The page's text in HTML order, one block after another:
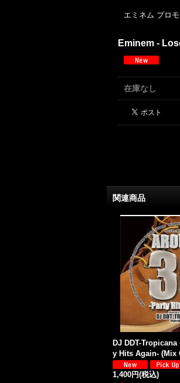
エミネム プロ
Eminem -
在庫なし
関連商品
DJ DDT-
y Hits Again- (Mix
1,400円(税込)